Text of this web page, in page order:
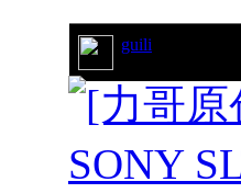
guili